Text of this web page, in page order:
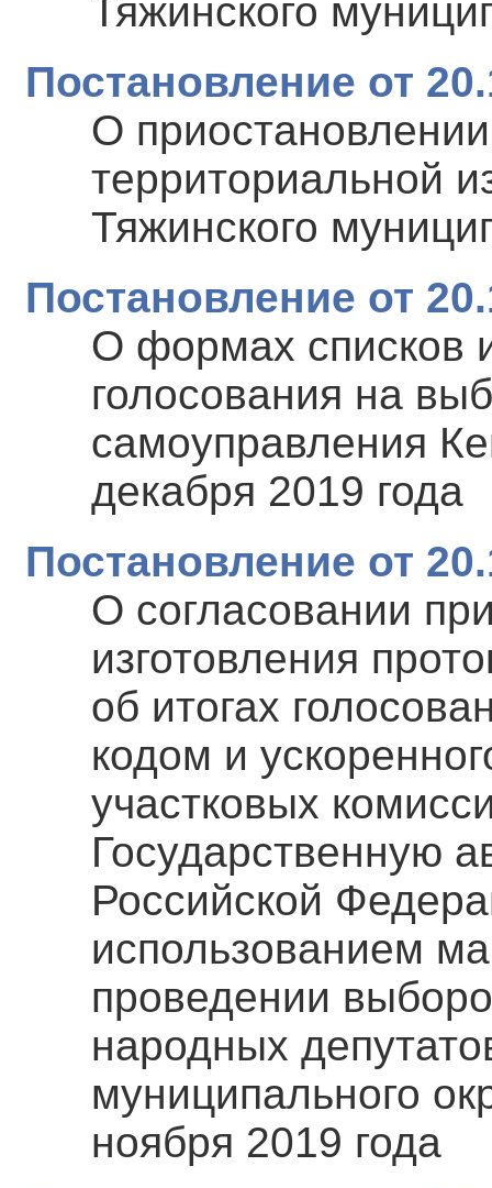
Тяжинского
Постановление от
О
территориальной
Тяжинского
Постановление от
О формах списков
голосования на
самоуправления
декабря 2019 года
Постановление от
О согласовании
изготовления
об итогах
кодом и
участковых
Государственную
Российской
использованием
проведении
народных
муниципального
ноября 2019 года